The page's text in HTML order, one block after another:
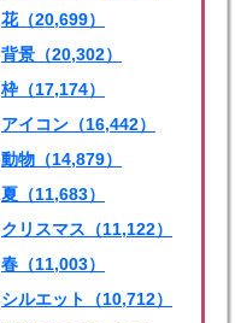
花（20,699）
背景（20,302）
枠（17,174）
アイコン（16,442）
動物（14,879）
夏（11,683）
クリスマス（11,122）
春（11,003）
シルエット（10,712）